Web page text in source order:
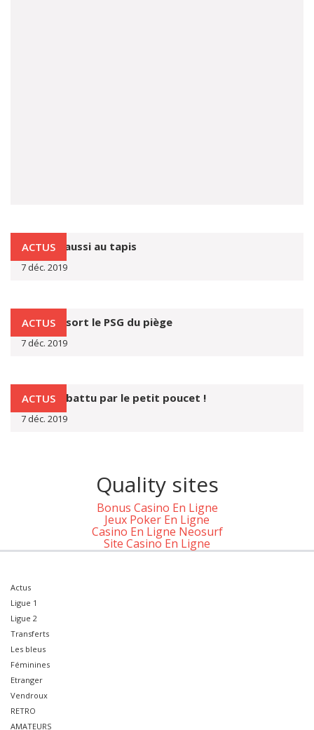
ACTUS
Orléans aussi au tapis
7 déc. 2019
ACTUS
Neymar sort le PSG du piège
7 déc. 2019
ACTUS
Auxerre battu par le petit poucet !
7 déc. 2019
Quality sites
Bonus Casino En Ligne
Jeux Poker En Ligne
Casino En Ligne Neosurf
Site Casino En Ligne
Actus
Ligue 1
Ligue 2
Transferts
Les bleus
Féminines
Etranger
Vendroux
RETRO
AMATEURS